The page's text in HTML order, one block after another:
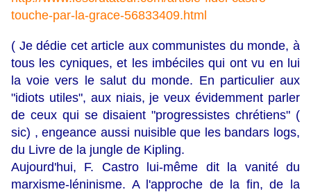
touche-par-la-grace-56833409.html
( Je dédie cet article aux communistes du monde, à
tous les cyniques, et les imbéciles qui ont vu en lui
la voie vers le salut du monde. En particulier aux
"idiots utiles", aux niais, je veux évidemment parler
de ceux qui se disaient "progressistes chrétiens" (
sic) , engeance aussi nuisible que les bandars logs,
du Livre de la jungle de Kipling.
Aujourd'hui, F. Castro lui-même dit la vanité du
marxisme-léninisme. A l'approche de la fin, de la